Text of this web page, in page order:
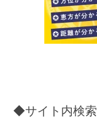
◆サイト内検索